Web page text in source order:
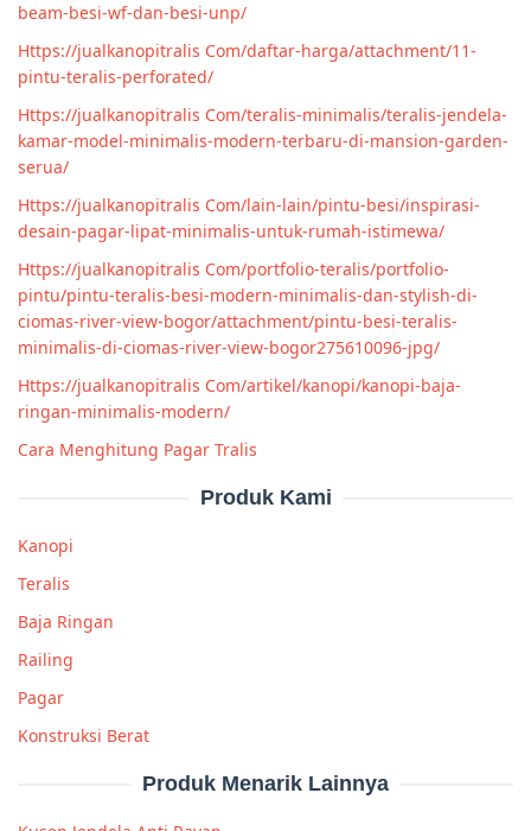
beam-besi-wf-dan-besi-unp/
Https://jualkanopitralis Com/daftar-harga/attachment/11-
pintu-teralis-perforated/
Https://jualkanopitralis Com/teralis-minimalis/teralis-jendela-
kamar-model-minimalis-modern-terbaru-di-mansion-garden-
serua/
Https://jualkanopitralis Com/lain-lain/pintu-besi/inspirasi-
desain-pagar-lipat-minimalis-untuk-rumah-istimewa/
Https://jualkanopitralis Com/portfolio-teralis/portfolio-
pintu/pintu-teralis-besi-modern-minimalis-dan-stylish-di-
ciomas-river-view-bogor/attachment/pintu-besi-teralis-
minimalis-di-ciomas-river-view-bogor275610096-jpg/
Https://jualkanopitralis Com/artikel/kanopi/kanopi-baja-
ringan-minimalis-modern/
Cara Menghitung Pagar Tralis
Produk Kami
Kanopi
Teralis
Baja Ringan
Railing
Pagar
Konstruksi Berat
Produk Menarik Lainnya